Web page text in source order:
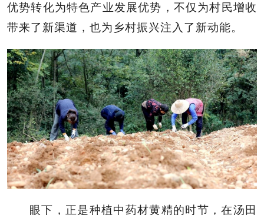
优势转化为特色产业发展优势，不仅为村民增收
带来了新渠道，也为乡村振兴注入了新动能。
眼下，正是种植中药材黄精的时节，在汤田